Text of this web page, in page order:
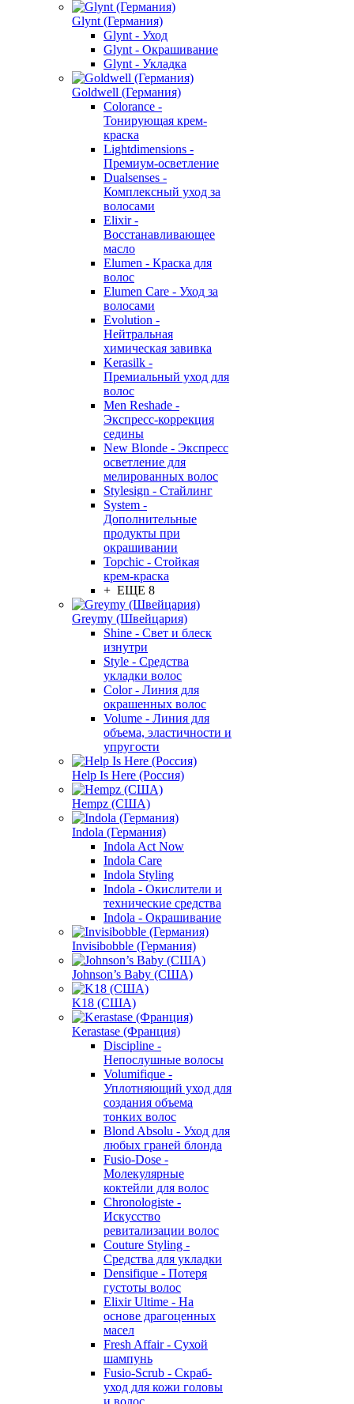
Glynt (Германия)
Glynt - Уход
Glynt - Окрашивание
Glynt - Укладка
Goldwell (Германия)
Colorance -
Тонирующая крем-
краска
Lightdimensions -
Премиум-осветление
Dualsenses -
Комплексный уход за
волосами
Elixir -
Восстанавливающее
масло
Elumen - Краска для
волос
Elumen Care - Уход за
волосами
Evolution -
Нейтральная
химическая завивка
Kerasilk -
Премиальный уход для
волос
Men Reshade -
Экспресс-коррекция
седины
New Blonde - Экспресс
осветление для
мелированных волос
Stylesign - Стайлинг
System -
Дополнительные
продукты при
окрашивании
Topchic - Стойкая
крем-краска
+ ЕЩЕ 8
Greymy (Швейцария)
Shine - Свет и блеск
изнутри
Style - Средства
укладки волос
Color - Линия для
окрашенных волос
Volume - Линия для
объема, эластичности и
упругости
Help Is Here (Россия)
Hempz (США)
Indola (Германия)
Indola Act Now
Indola Care
Indola Styling
Indola - Окислители и
технические средства
Indola - Окрашивание
Invisibobble (Германия)
Johnson’s Baby (США)
K18 (США)
Kerastase (Франция)
Discipline -
Непослушные волосы
Volumifique -
Уплотняющий уход для
создания объема
тонких волос
Blond Absolu - Уход для
любых граней блонда
Fusio-Dose -
Молекулярные
коктейли для волос
Chronologiste -
Искусство
ревитализации волос
Couture Styling -
Средства для укладки
Densifique - Потеря
густоты волос
Elixir Ultime - На
основе драгоценных
масел
Fresh Affair - Сухой
шампунь
Fusio-Scrub - Скраб-
уход для кожи головы
и волос